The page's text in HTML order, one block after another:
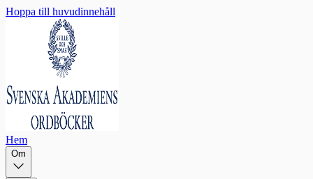
Hoppa till huvudinnehåll
Hem
Om